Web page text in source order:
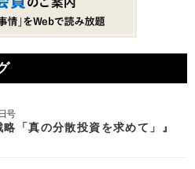
号
「真の分散投資を求めて」』